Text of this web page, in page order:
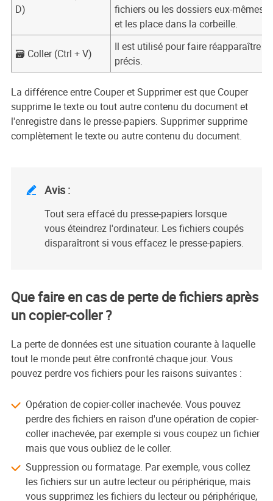
D)
fichiers ou les dossiers eux-mêmes,
et les place dans la corbeille.
🗃️ Coller (Ctrl + V)
Il est utilisé pour faire réapparaître
précis.
La différence entre Couper et Supprimer est que Couper
supprime le texte ou tout autre contenu du document et
l'enregistre dans le presse-papiers. Supprimer supprime
complètement le texte ou autre contenu du document.
 Avis :
Tout sera effacé du presse-papiers lorsque
vous éteindrez l'ordinateur. Les fichiers coupés
disparaîtront si vous effacez le presse-papiers.
Que faire en cas de perte de fichiers après
un copier-coller ?
La perte de données est une situation courante à laquelle
tout le monde peut être confronté chaque jour. Vous
pouvez perdre vos fichiers pour les raisons suivantes :
Opération de copier-coller inachevée. Vous pouvez
perdre des fichiers en raison d'une opération de copier-
coller inachevée, par exemple si vous coupez un fichier
mais que vous oubliez de le coller.
Suppression ou formatage. Par exemple, vous collez
les fichiers sur un autre lecteur ou périphérique, mais
vous supprimez les fichiers du lecteur ou périphérique,